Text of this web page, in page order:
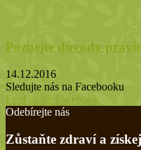
Poznejte důvody
14.12.2016
Sledujte nás na Facebooku
Find us on Facebook
Odebírejte nás
Zůstaňte zdraví a